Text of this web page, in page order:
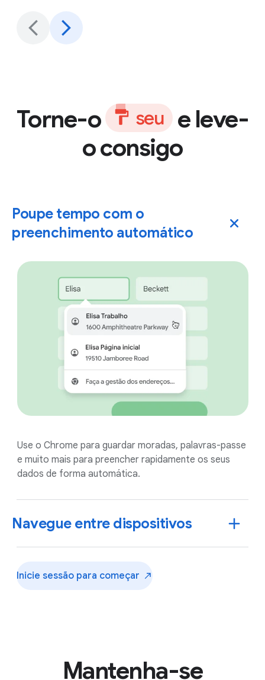
Torne-o seu
e leve-
o consigo
Poupe tempo com o
preenchimento automático
Use o Chrome para guardar moradas, palavras-passe
e muito mais para preencher rapidamente os seus
dados de forma automática.
Navegue entre dispositivos
Inicie sessão para começar
Mantenha-se